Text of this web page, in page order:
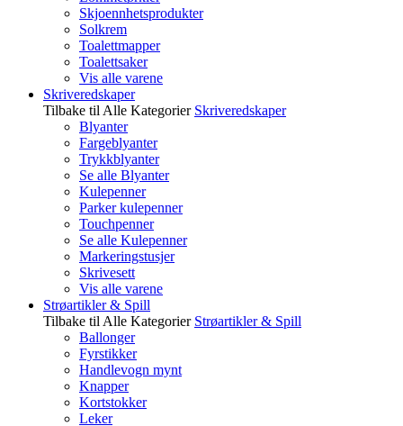
Skjoennhetsprodukter
Solkrem
Toalettmapper
Toalettsaker
Vis alle varene
Skriveredskaper
Tilbake til Alle Kategorier Skriveredskaper
Blyanter
Fargeblyanter
Trykkblyanter
Se alle Blyanter
Kulepenner
Parker kulepenner
Touchpenner
Se alle Kulepenner
Markeringstusjer
Skrivesett
Vis alle varene
Strøartikler & Spill
Tilbake til Alle Kategorier Strøartikler & Spill
Ballonger
Fyrstikker
Handlevogn mynt
Knapper
Kortstokker
Leker